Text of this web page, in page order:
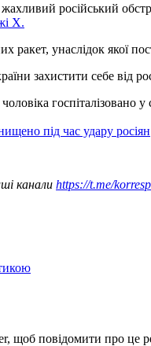
російський
Х.
ракет, унаслідок якої
захистити себе від
госпіталізовано
під час удару росіян
канали https://t.me/
щоб повідомити про це